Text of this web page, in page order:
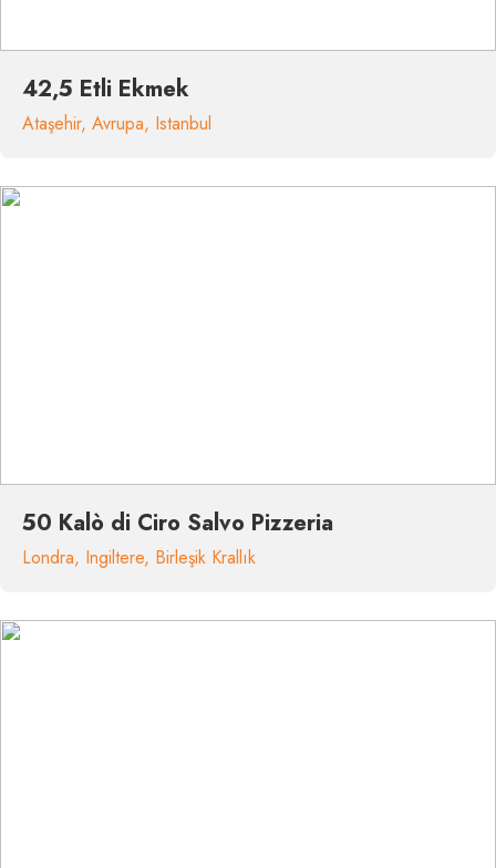
42,5 Etli Ekmek
Ataşehir, Avrupa, Istanbul
50 Kalò di Ciro Salvo Pizzeria
Londra, Ingiltere, Birleşik Krallık